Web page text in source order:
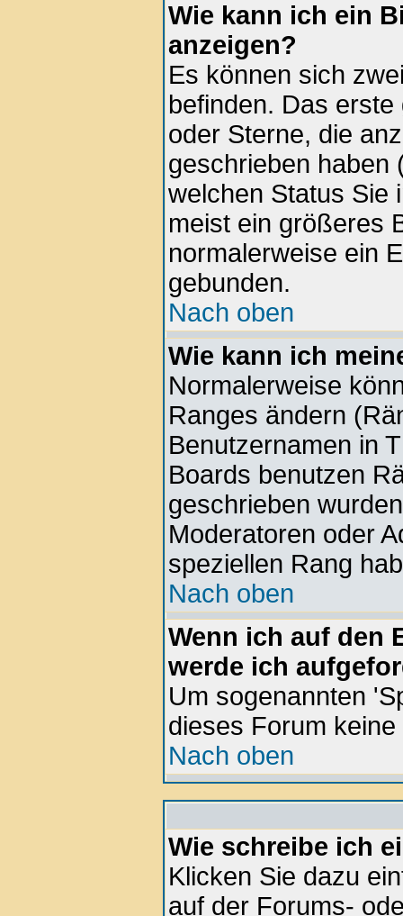
Wie kann ich ein
anzeigen?
Es können sich
befinden. Das
oder Sterne, die
geschrieben haben
welchen Status Sie
meist ein größeres
normalerweise ein
gebunden.
Nach oben
Wie kann ich
Normalerweise
Ranges ändern
Benutzernamen in
Boards benutzen
geschrieben
Moderatoren oder
speziellen Rang
Nach oben
Wenn ich auf den
werde ich
Um sogenannten
dieses Forum
Nach oben
Wie schreibe ich
Klicken Sie dazu
auf der Forums-